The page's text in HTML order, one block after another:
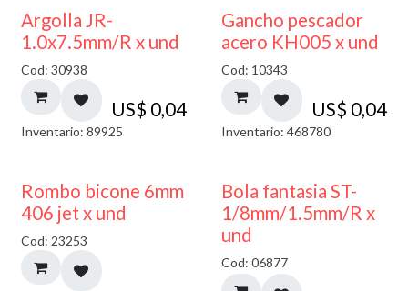
Argolla JR-
1.0x7.5mm/R x und
Cod: 30938
US$ 0,04
Inventario: 89925
Gancho pescador
acero KH005 x und
Cod: 10343
US$ 0,04
Inventario: 468780
50% DESCUENTO
Rombo bicone 6mm
406 jet x und
Cod: 23253
Bola fantasia ST-
1/8mm/1.5mm/R x
und
Cod: 06877